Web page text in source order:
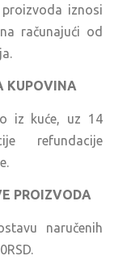
iznosi
računajući od
KUPOVINA
iz kuće, uz 14
refundacije
PROIZVODA
naručenih